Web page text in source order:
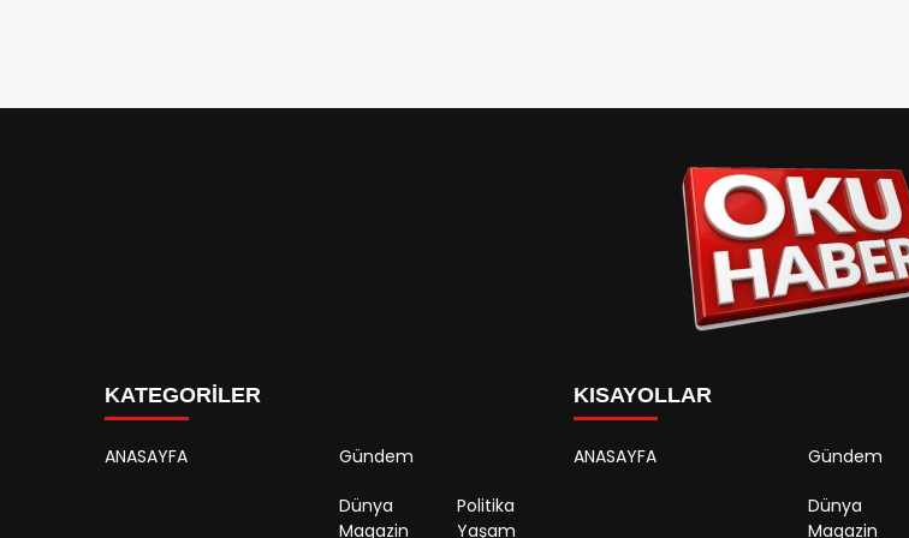
KATEGORİLER
ANASAYFA Gündem
Dünya
Politika
Magazin
Yaşam
KISAYOLLAR
ANASAYFA Gündem
Dünya
Magazin